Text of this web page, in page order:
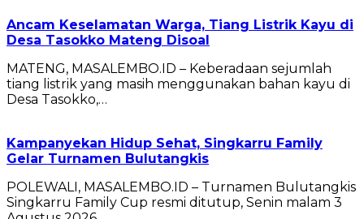
Ancam Keselamatan Warga, Tiang Listrik Kayu di
Desa Tasokko Mateng Disoal
MATENG, MASALEMBO.ID – Keberadaan sejumlah
tiang listrik yang masih menggunakan bahan kayu di
Desa Tasokko,…
Kampanyekan Hidup Sehat, Singkarru Family
Gelar Turnamen Bulutangkis
POLEWALI, MASALEMBO.ID – Turnamen Bulutangkis
Singkarru Family Cup resmi ditutup, Senin malam 3